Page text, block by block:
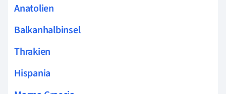
Anatolien
Balkanhalbinsel
Thrakien
Hispania